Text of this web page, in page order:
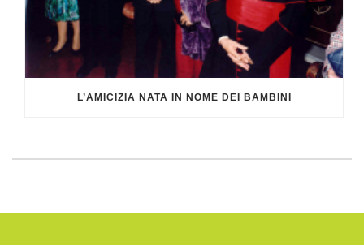
L’AMICIZIA NATA IN NOME DEI BAMBINI